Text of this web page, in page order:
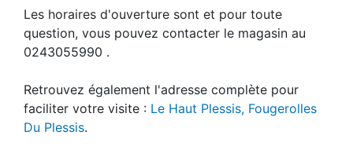
Les horaires d'ouverture sont et pour toute
question, vous pouvez contacter le magasin au
0243055990 .
Retrouvez également l'adresse complète pour
faciliter votre visite : Le Haut Plessis, Fougerolles
Du Plessis.